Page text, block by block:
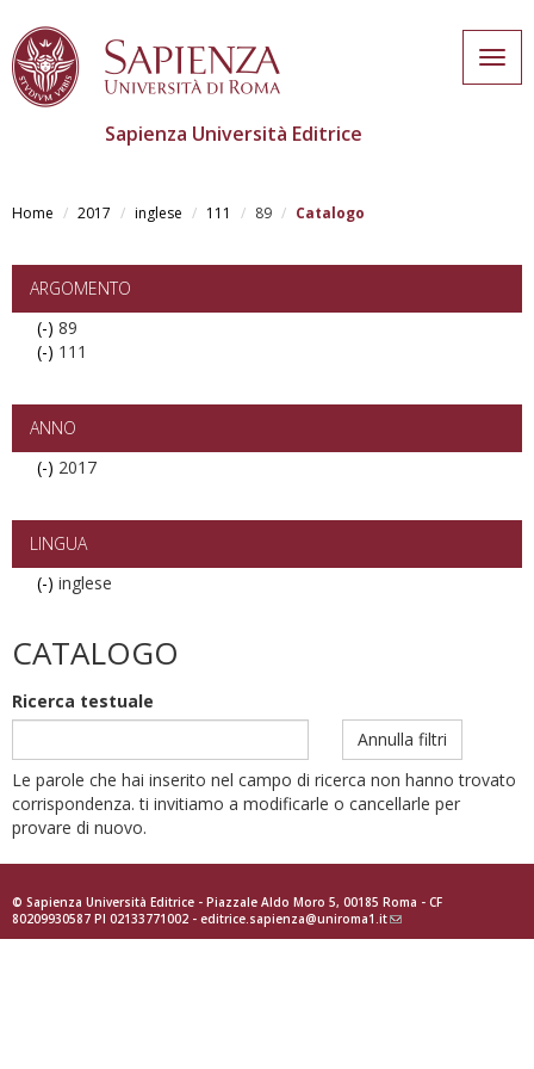
main
Sapienza Università Editrice
Home 2017 inglese 111 89 Catalogo
ARGOMENTO
(-) Remove
89
89
(-) Remove
filter
111
ANNO
(-) Remove
filter
2017
LINGUA
(-) Remove
inglese
CATALOGO
Ricerca testuale
Annulla filtri
Le parole che hai inserito nel campo di ricerca non hanno trovato
corrispondenza. ti invitiamo a modificarle o cancellarle per
provare di nuovo.
© Sapienza Università Editrice - Piazzale Aldo Moro 5, 00185 Roma - CF
80209930587 PI 02133771002 - editrice.sapienza@uniroma1.it(link
sends